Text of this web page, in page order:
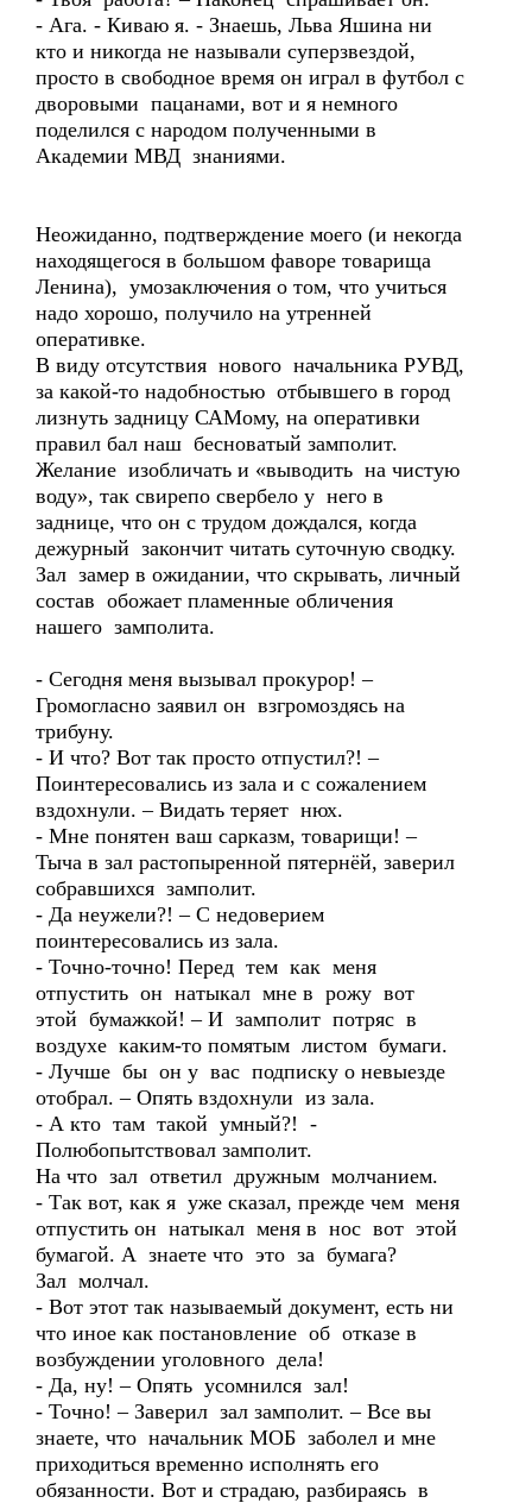
- Ага. - Киваю я. - Знаешь, Льва Яшина ни
кто и никогда не называли суперзвездой,
просто в свободное время он играл в футбол с
дворовыми пацанами, вот и я немного
поделился с народом полученными в
Академии МВД знаниями.
Неожиданно, подтверждение моего (и некогда
находящегося в большом фаворе товарища
Ленина), умозаключения о том, что учиться
надо хорошо, получило на утренней
оперативке.
В виду отсутствия нового начальника РУВД,
за какой-то надобностью отбывшего в город
лизнуть задницу САМому, на оперативки
правил бал наш бесноватый замполит.
Желание изобличать и «выводить на чистую
воду», так свирепо свербело у него в
заднице, что он с трудом дождался, когда
дежурный закончит читать суточную сводку.
Зал замер в ожидании, что скрывать, личный
состав обожает пламенные обличения
нашего замполита.
- Сегодня меня вызывал прокурор! –
Громогласно заявил он взгромоздясь на
трибуну.
- И что? Вот так просто отпустил?! –
Поинтересовались из зала и с сожалением
вздохнули. – Видать теряет нюх.
- Мне понятен ваш сарказм, товарищи! –
Тыча в зал растопыренной пятернёй, заверил
собравшихся замполит.
- Да неужели?! – С недоверием
поинтересовались из зала.
- Точно-точно! Перед тем как меня
отпустить он натыкал мне в рожу вот
этой бумажкой! – И замполит потряс в
воздухе каким-то помятым листом бумаги.
- Лучше бы он у вас подписку о невыезде
отобрал. – Опять вздохнули из зала.
- А кто там такой умный?! -
Полюбопытствовал замполит.
На что зал ответил дружным молчанием.
- Так вот, как я уже сказал, прежде чем меня
отпустить он натыкал меня в нос вот этой
бумагой. А знаете что это за бумага?
Зал молчал.
- Вот этот так называемый документ, есть ни
что иное как постановление об отказе в
возбуждении уголовного дела!
- Да, ну! – Опять усомнился зал!
- Точно! – Заверил зал замполит. – Все вы
знаете, что начальник МОБ заболел и мне
приходиться временно исполнять его
обязанности. Вот и страдаю, разбираясь в